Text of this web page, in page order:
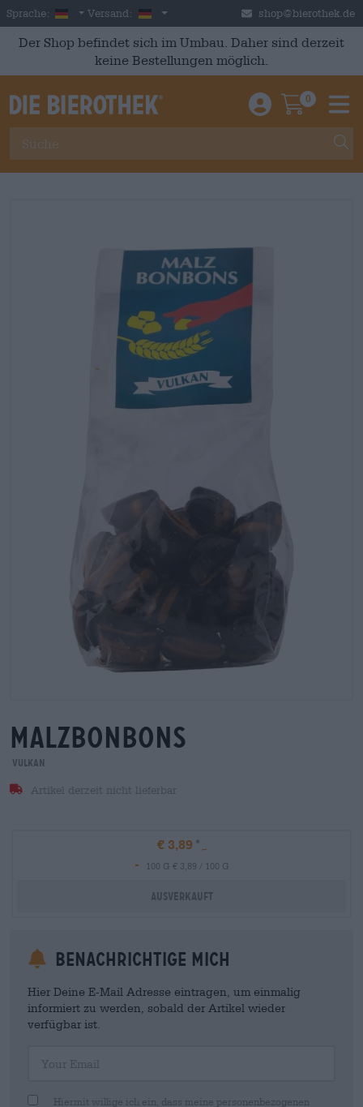
Skip to main content
Sprache: German
Versand: Deutschland shop@bierothek.de
Der Shop befindet sich im Umbau. Daher sind derzeit
keine Bestellungen möglich.
Einloggen /
0
malzbonbons
Vulkan
Artikel derzeit nicht lieferbar
€ 3,89
-
100 G € 3,89 / 100 G
Ausverkauft
Benachrichtige mich
Hier Deine E-Mail Adresse eintragen, um einmalig
informiert zu werden, sobald der Artikel wieder
verfügbar ist.
Hiermit willige ich ein, dass meine personenbezogenen